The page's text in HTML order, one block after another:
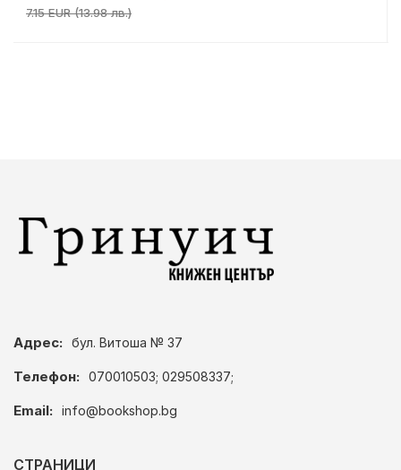
7.15 EUR (13.98 лв.)
Адрес: бул. Витоша № 37
Телефон: 070010503; 029508337;
Email: info@bookshop.bg
СТРАНИЦИ